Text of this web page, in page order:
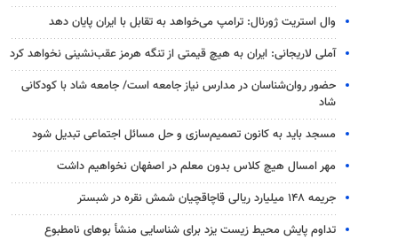
وال‌ استریت ژورنال: ترامپ می‌خواهد به تقابل با ایران پایان دهد
آملی‌ لاریجانی: ایران به هیچ قیمتی از تنگه هرمز عقب‌نشینی نخواهد کرد
حضور روان‌شناسان در مدارس نیاز جامعه است/ جامعه شاد با کودکانی
شاد
مسجد باید به کانون تصمیم‌سازی و حل مسائل اجتماعی تبدیل شود
مهر امسال هیچ کلاس بدون معلم در اصفهان نخواهیم داشت
جریمه ۱۴۸ میلیارد ریالی قاچاقچیان شمش نقره در شبستر
تداوم پایش‌ محیط زیست یزد برای شناسایی منشأ بوهای نامطبوع